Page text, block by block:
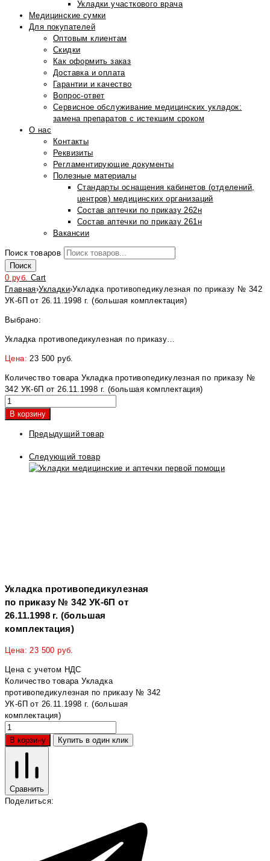
Укладки участкового врача
Медицинские сумки
Для покупателей
Оптовым клиентам
Скидки
Как оформить заказ
Доставка и оплата
Гарантии и качество
Вопрос-ответ
Сервисное обслуживание медицинских укладок:
замена препаратов с истекшим сроком
О нас
Контакты
Реквизиты
Регламентирующие документы
Полезные материалы
Стандарты оснащения кабинетов (отделений,
центров) медицинских организаций
Состав аптечки по приказу 262н
Состав аптечки по приказу 261н
Вакансии
Поиск товаров
Поиск
0 руб. Cart
Главная›Укладки›Укладка противопедикулезная по приказу № 342
УК-6П от 26.11.1998 г. (большая комплектация)
Выбрано:
Укладка противопедикулезная по приказу…
Цена:23 500 руб.
Количество товара Укладка противопедикулезная по приказу №
342 УК-6П от 26.11.1998 г. (большая комплектация)
В корзину
Предыдущий товар
Следующий товар
Укладка противопедикулезная
по приказу № 342 УК-6П от
26.11.1998 г. (большая
комплектация)
Цена:23 500 руб.
Цена с учетом НДС
Количество товара Укладка
противопедикулезная по приказу № 342
УК-6П от 26.11.1998 г. (большая
комплектация)
В корзину Купить в один клик
Сравнить
Поделиться: